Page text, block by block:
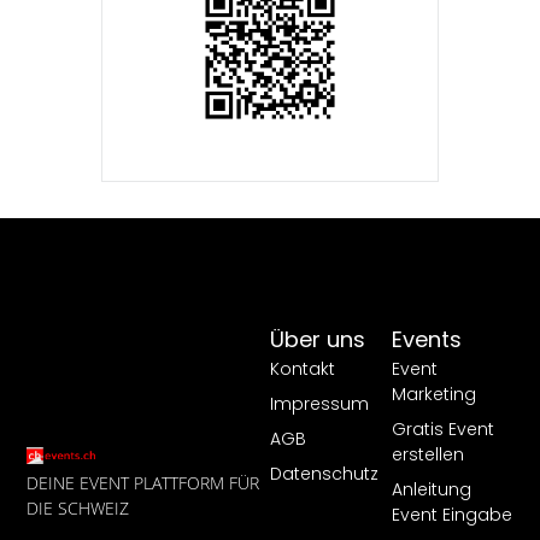
DEINE EVENT PLATTFORM FÜR
DIE SCHWEIZ
Events
Event
Marketing
Gratis Event
erstellen
Anleitung
Event Eingabe
Über uns
Kontakt
Impressum
AGB
Datenschutz